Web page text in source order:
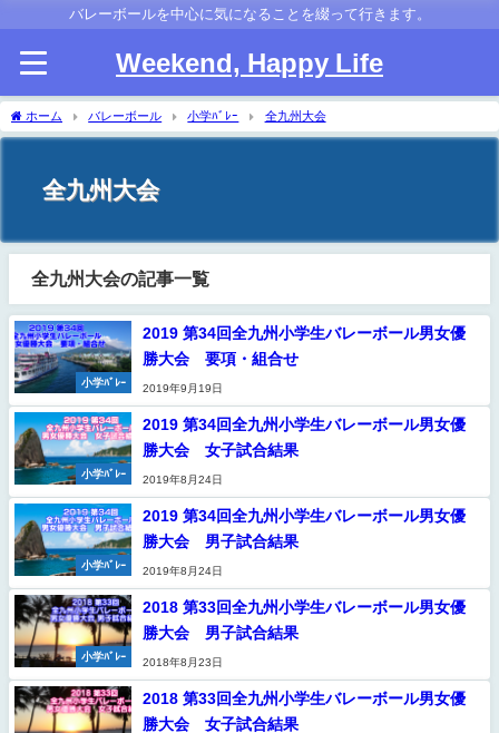
バレーボールを中心に気になることを綴って行きます。
Weekend, Happy Life
ホーム バレーボール 小学ﾊﾞﾚｰ 全九州大会
全九州大会
全九州大会の記事一覧
小学ﾊﾞﾚｰ
2019 第34回全九州小学生バレーボール男女優
勝大会 要項・組合せ
2019年9月19日
小学ﾊﾞﾚｰ
2019 第34回全九州小学生バレーボール男女優
勝大会 女子試合結果
2019年8月24日
小学ﾊﾞﾚｰ
2019 第34回全九州小学生バレーボール男女優
勝大会 男子試合結果
2019年8月24日
小学ﾊﾞﾚｰ
2018 第33回全九州小学生バレーボール男女優
勝大会 男子試合結果
2018年8月23日
2018 第33回全九州小学生バレーボール男女優
勝大会 女子試合結果